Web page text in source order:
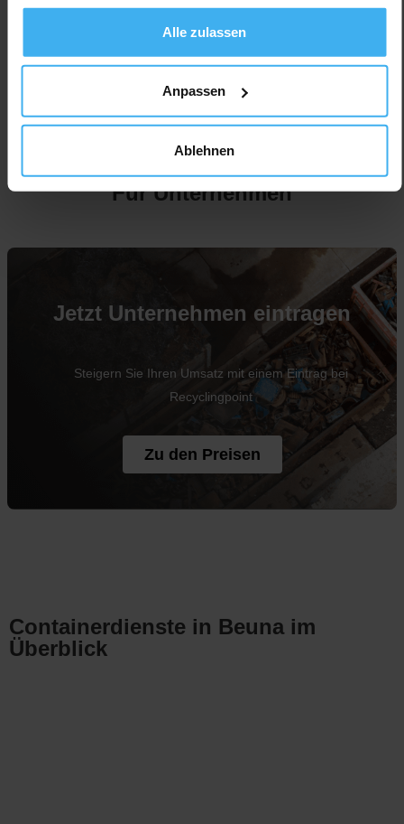
gesammelt haben.
Alle zulassen
Anpassen
Ablehnen
Auf Karte Anzeigen
Für Unternehmen
Jetzt Unternehmen eintragen
Steigern Sie Ihren Umsatz mit einem Eintrag bei
Recyclingpoint
Zu den Preisen
Containerdienste in Beuna im
Überblick